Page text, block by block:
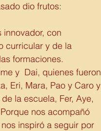
dio frutos:
con
curricular y de la
formaciones.
y  Dai, quienes fueron
Eri, Mara, Pao y Caro y
la escuela, Fer, Aye,
nos acompañó
inspiró a seguir por